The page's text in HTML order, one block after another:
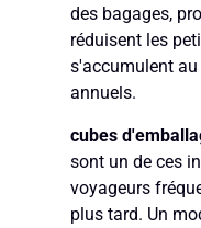
des bagages,
réduisent les
s'accumulent
annuels.
cubes
sont un de ces
voyageurs
plus tard. Un